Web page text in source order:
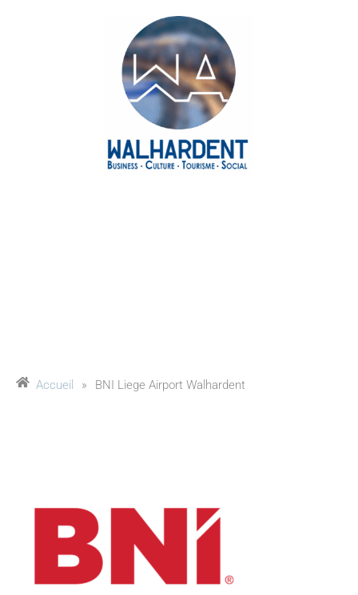
Accueil » BNI Liege Airport Walhardent